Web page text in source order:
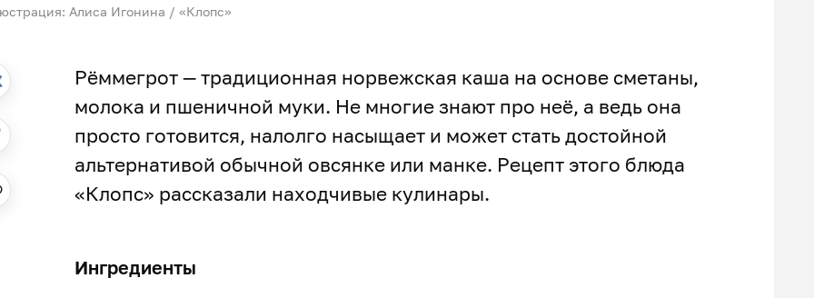
Алиса Игонина / «Клопс»
Рёммегрот — традиционная норвежская каша на основе сметаны,
молока и пшеничной муки. Не многие знают про неё, а ведь она
просто готовится, налолго насыщает и может стать достойной
альтернативой обычной овсянке или манке. Рецепт этого блюда
«Клопс» рассказали находчивые кулинары.
Ингредиенты